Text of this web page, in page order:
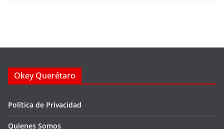
Okey Querétaro
Política de Privacidad
Quienes Somos